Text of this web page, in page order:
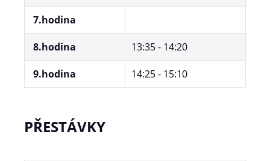
7.hodina
8.hodina 13:35 - 14:20
9.hodina 14:25 - 15:10
PŘESTÁVKY